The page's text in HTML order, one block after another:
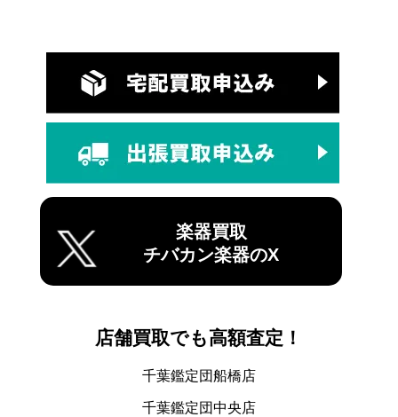
楽器買取
チバカン楽器のX
店舗買取でも高額査定！
千葉鑑定団船橋店
千葉鑑定団中央店